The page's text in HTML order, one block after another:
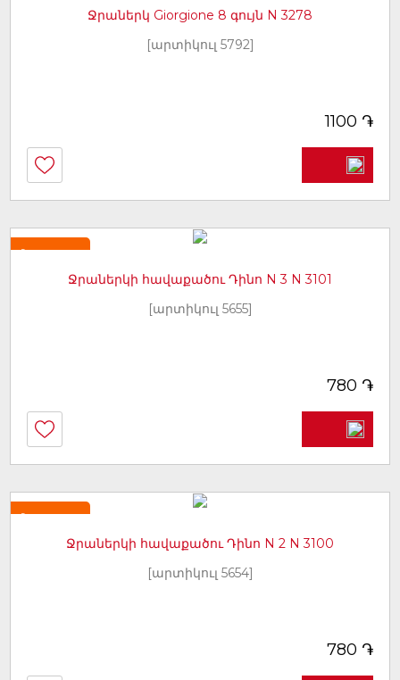
Ջրաներկ Giorgione 8 գույն N 3278
[արտիկուլ 5792]
1100 ֏
Նորույթ
Ջրաներկի հավաքածու Դինո N 3 N 3101
[արտիկուլ 5655]
780 ֏
Նորույթ
Ջրաներկի հավաքածու Դինո N 2 N 3100
[արտիկուլ 5654]
780 ֏